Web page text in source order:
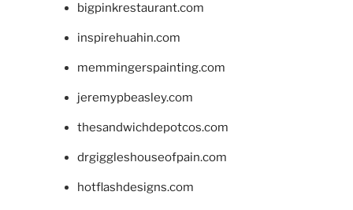
bigpinkrestaurant.com
inspirehuahin.com
memmingerspainting.com
jeremypbeasley.com
thesandwichdepotcos.com
drgiggleshouseofpain.com
hotflashdesigns.com